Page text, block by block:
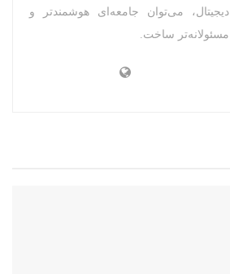
دیجیتال، می‌توان جامعه‌ای هوشمندتر و
مسئولانه‌تر ساخت.